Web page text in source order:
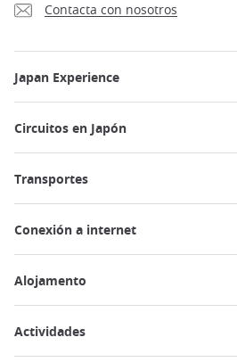
Contacta con nosotros
Japan Experience
Circuitos en Japón
Transportes
Conexión a internet
Alojamento
Actividades